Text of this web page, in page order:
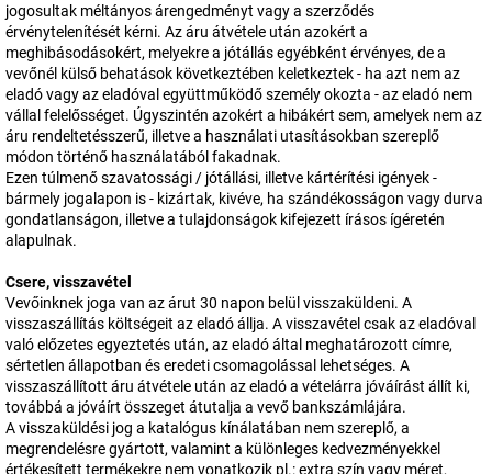
jogosultak méltányos árengedményt vagy a szerződés
érvénytelenítését kérni. Az áru átvétele után azokért a
meghibásodásokért, melyekre a jótállás egyébként érvényes, de a
vevőnél külső behatások következtében keletkeztek - ha azt nem az
eladó vagy az eladóval együttműködő személy okozta - az eladó nem
vállal felelősséget. Úgyszintén azokért a hibákért sem, amelyek nem az
áru rendeltetésszerű, illetve a használati utasításokban szereplő
módon történő használatából fakadnak.
Ezen túlmenő szavatossági / jótállási, illetve kártérítési igények -
bármely jogalapon is - kizártak, kivéve, ha szándékosságon vagy durva
gondatlanságon, illetve a tulajdonságok kifejezett írásos ígéretén
alapulnak.
Csere, visszavétel
Vevőinknek joga van az árut 30 napon belül visszaküldeni. A
visszaszállítás költségeit az eladó állja. A visszavétel csak az eladóval
való előzetes egyeztetés után, az eladó által meghatározott címre,
sértetlen állapotban és eredeti csomagolással lehetséges. A
visszaszállított áru átvétele után az eladó a vételárra jóváírást állít ki,
továbbá a jóváírt összeget átutalja a vevő bankszámlájára.
A visszaküldési jog a katalógus kínálatában nem szereplő, a
megrendelésre gyártott, valamint a különleges kedvezményekkel
értékesített termékekre nem vonatkozik pl.: extra szín vagy méret,